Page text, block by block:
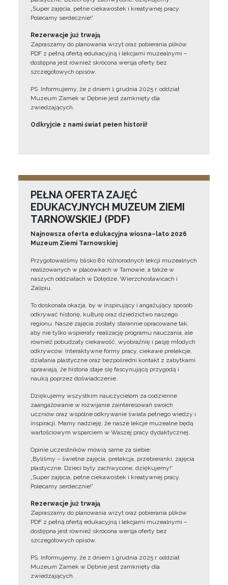
„Super zajęcia, pełne ciekawostek i kreatywnej pracy.
Polecamy serdecznie!”
Rezerwacje już trwają
Zapraszamy do planowania wizyt oraz pobierania plików
PDF z pełną ofertą edukacyjną i lekcjami muzealnymi –
dostępna jest również skrócona wersja oferty bez
szczegółowych opisów.
PS. Informujemy, że z dniem 1 grudnia 2025 r. oddział
Muzeum Zamek w Dębnie jest zamknięty dla
zwiedzających.
Odkryjcie z nami świat pełen historii!
PEŁNA OFERTA ZAJĘĆ
EDUKACYJNYCH MUZEUM ZIEMI
TARNOWSKIEJ (PDF)
Najnowsza oferta edukacyjna wiosna–lato 2026
Muzeum Ziemi Tarnowskiej
Przygotowaliśmy blisko 80 różnorodnych lekcji muzealnych
realizowanych w placówkach w Tarnowie, a także w
naszych oddziałach w Dołędze, Wierzchosławicach i
Zalipiu.
To doskonała okazja, by w inspirujący i angażujący sposób
odkrywać historię, kulturę oraz dziedzictwo naszego
regionu. Nasze zajęcia zostały starannie opracowane tak,
aby nie tylko wspierały realizację programu nauczania, ale
również pobudzały ciekawość, wyobraźnię i pasję młodych
odkrywców. Interaktywne formy pracy, ciekawe prelekcje,
działania plastyczne oraz bezpośredni kontakt z zabytkami
sprawiają, że historia staje się fascynującą przygodą i
nauką poprzez doświadczenie.
Dziękujemy wszystkim nauczycielom za codzienne
zaangażowanie w rozwijanie zainteresowań swoich
uczniów oraz wspólne odkrywanie świata pełnego wiedzy i
inspiracji. Mamy nadzieję, że nasze lekcje muzealne będą
wartościowym wsparciem w Waszej pracy dydaktycznej.
Opinie uczestników mówią same za siebie:
„Byliśmy – świetne zajęcia, prelekcja, przebieranki, zajęcia
plastyczne. Dzieci były zachwycone, dziękujemy!”
„Super zajęcia, pełne ciekawostek i kreatywnej pracy.
Polecamy serdecznie!”
Rezerwacje już trwają
Zapraszamy do planowania wizyt oraz pobierania plików
PDF z pełną ofertą edukacyjną i lekcjami muzealnymi –
dostępna jest również skrócona wersja oferty bez
szczegółowych opisów.
PS. Informujemy, że z dniem 1 grudnia 2025 r. oddział
Muzeum Zamek w Dębnie jest zamknięty dla
zwiedzających.